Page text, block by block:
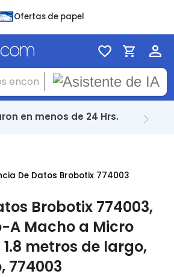
Ofertas de papel
en menos de 24 Hrs.
De Datos Brobotix 774003
Brobotix 774003,
A Macho a Micro
1.8 metros de largo,
774003